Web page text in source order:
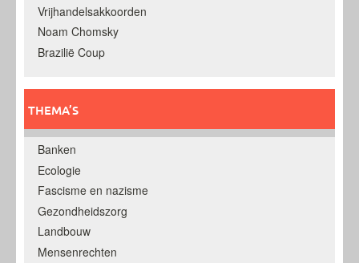
Vrijhandelsakkoorden
Noam Chomsky
Brazilië Coup
THEMA’S
Banken
Ecologie
Fascisme en nazisme
Gezondheidszorg
Landbouw
Mensenrechten